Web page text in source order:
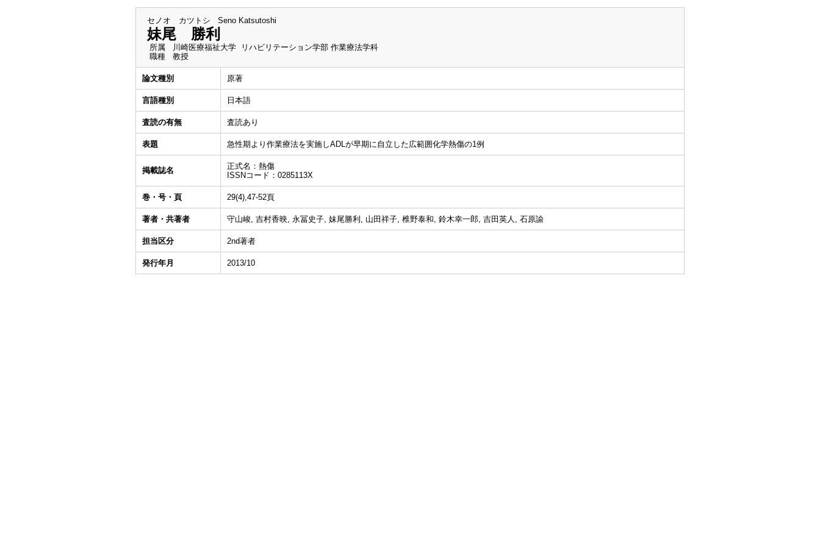
セノオ カツトシ Seno Katsutoshi
妹尾 勝利
所属
川崎医療福祉大学 リハビリテーション学部 作業療法学科
職種
教授
論文種別 原著
言語種別 日本語
査読の有無 査読あり
表題 急性期より作業療法を実施しADLが早期に自立した広範囲化学熱傷の1例
掲載誌名
正式名：熱傷
ISSNコード：0285113X
巻・号・頁 29(4),47-52頁
著者・共著者 守山峻, 吉村香映, 永冨史子, 妹尾勝利, 山田祥子, 椎野泰和, 鈴木幸一郎, 吉田英人, 石原諭
担当区分 2nd著者
発行年月 2013/10